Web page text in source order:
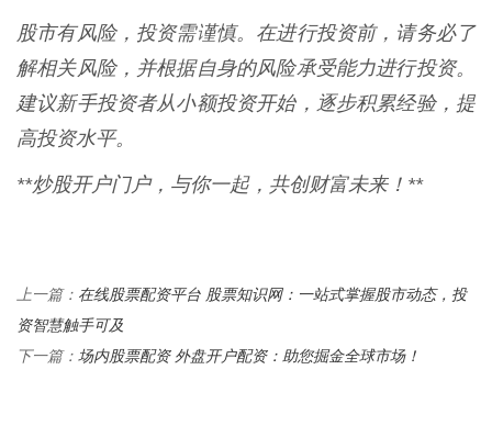
股市有风险，投资需谨慎。在进行投资前，请务必了
解相关风险，并根据自身的风险承受能力进行投资。
建议新手投资者从小额投资开始，逐步积累经验，提
高投资水平。
**炒股开户门户，与你一起，共创财富未来！**
上一篇： 在线股票配资平台 股票知识网：一站式掌握股市动态，投
资智慧触手可及
下一篇： 场内股票配资 外盘开户配资：助您掘金全球市场！